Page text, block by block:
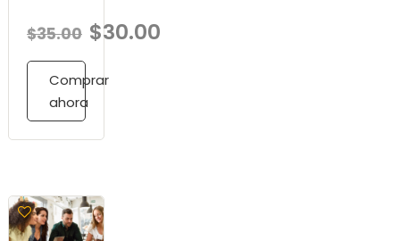
$35.00 $30.00
Comprar
ahora